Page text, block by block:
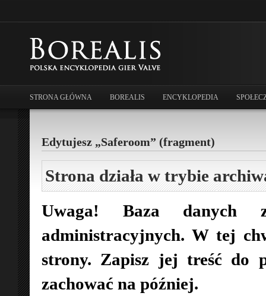
STRONA GŁÓWNA BOREALIS ENCYKLOPEDIA
Edytujesz „Saferoom” (fragment)
Strona działa w trybie
Uwaga! Baza danych
administracyjnych. W tej
strony. Zapisz jej treść do
zachować na później.